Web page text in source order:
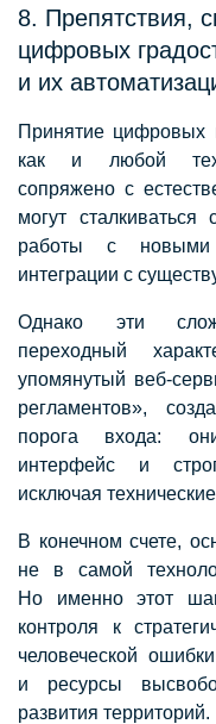
8. Препятствия,
цифровых
и их
Принятие цифровых
как и любой
сопряжено с
могут
работы с новыми
интеграции с
Однако эти
переходный
упомянутый веб-
регламентов»,
порога входа:
интерфейс и
исключая
В конечном счете,
не в самой
Но именно этот
контроля к
человеческой
и ресурсы
развития территорий.